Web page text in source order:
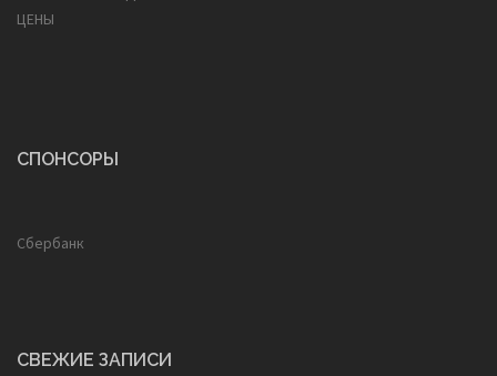
ЦЕНЫ
СПОНСОРЫ
Сбербанк
СВЕЖИЕ ЗАПИСИ